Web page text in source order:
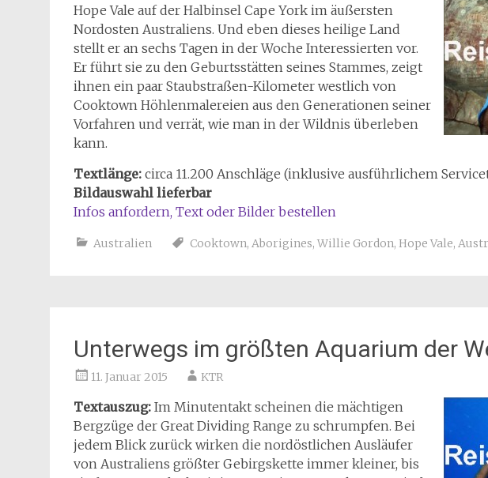
Hope Vale auf der Halbinsel Cape York im äußersten
Nordosten Australiens. Und eben dieses heilige Land
stellt er an sechs Tagen in der Woche Interessierten vor.
Er führt sie zu den Geburtsstätten seines Stammes, zeigt
ihnen ein paar Staubstraßen-Kilometer westlich von
Cooktown Höhlenmalereien aus den Generationen seiner
Vorfahren und verrät, wie man in der Wildnis überleben
kann.
Textlänge: circa 11.200 Anschläge (inklusive ausführlichem
Bildauswahl lieferbar
Infos anfordern, Text oder Bilder bestellen
Australien Cooktown, Aborigines, Willie Gordon, Hope Vale,
Unterwegs im größten Aquarium der
11. Januar 2015 KTR
Textauszug: Im Minutentakt scheinen die mächtigen
Bergzüge der Great Dividing Range zu schrumpfen. Bei
jedem Blick zurück wirken die nordöstlichen Ausläufer
von Australiens größter Gebirgskette immer kleiner, bis